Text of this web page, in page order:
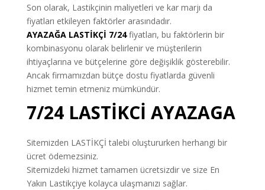
Son olarak, Lastikçinin maliyetleri ve kar marjı da
fiyatları etkileyen faktörler arasındadır.
AYAZAĞA LASTİKÇİ 7/24fiyatları, bu faktörlerin bir
kombinasyonu olarak belirlenir ve müşterilerin
ihtiyaçlarına ve bütçelerine göre değişiklik gösterebilir.
Ancak firmamızdan bütçe dostu fiyatlarda güvenli
hizmet temin etmeniz mümkündür.
7/24 LASTİKCİ AYAZAGA
Sitemizden LASTİKÇİ talebi oluştururken herhangi bir
ücret ödemezsiniz.
Sitemizdeki hizmet tamamen ücretsizdir ve size En
Yakın Lastikçiye kolayca ulaşmanızı sağlar.